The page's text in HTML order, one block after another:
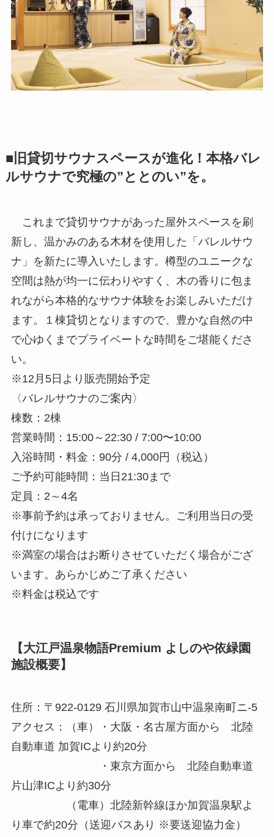
■旧貸切サウナスペースが進化！本格バレ
ルサウナで究極の”ととのい”を。
これまで貸切サウナがあった屋外スペースを刷
新し、温かみのある木材を使用した「バレルサウ
ナ」を新たに導入いたします。樽型のユニークな
空間は熱が均一に伝わりやすく、木の香りに包ま
れながら本格的なサウナ体験をお楽しみいただけ
ます。１棟貸切となりますので、豊かな自然の中
で心ゆくまでプライベートな時間をご堪能くださ
い。
※12月5日より販売開始予定
〈バレルサウナのご案内〉
棟数：2棟
営業時間：15:00～22:30 / 7:00〜10:00
入浴時間・料金：90分 / 4,000円（税込）
ご予約可能時間：当日21:30まで
定員：2～4名
※事前予約は承っておりません。ご利用当日の受
付けになります
※満室の場合はお断りさせていただく場合がござ
います。あらかじめご了承ください
※料金は税込です
【大江戸温泉物語Premium よしのや依緑園
施設概要】
住所：〒922-0129 石川県加賀市山中温泉南町ニ-5
アクセス：（車）・大阪・名古屋方面から 北陸
自動車道 加賀ICより約20分
・東京方面から 北陸自動車道
片山津ICより約30分
（電車）北陸新幹線ほか加賀温泉駅よ
り車で約20分（送迎バスあり ※要送迎協力金）